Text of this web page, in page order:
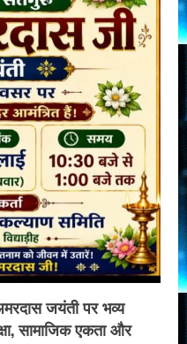
जयंती पर भव्य
सामाजिक एकता और